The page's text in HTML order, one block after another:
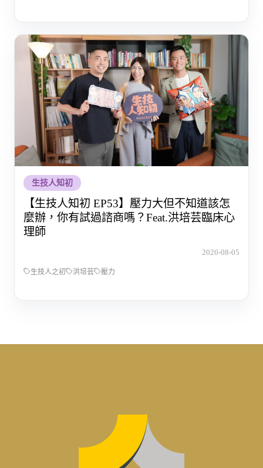
生技人知初
【生技人知初 EP53】壓力大但不知道該怎
麼辦，你有試過諮商嗎？Feat.洪培芸臨床心
理師
2026-08-05
生技人之初 洪培芸 壓力